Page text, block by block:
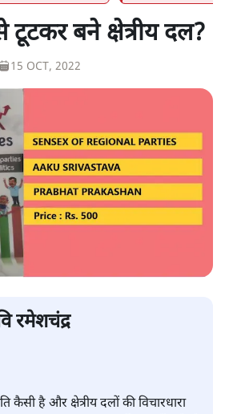
टूटकर बने क्षेत्रीय दल?
15 OCT, 2022
रमेशचंद्र
कैसी है और क्षेत्रीय दलों की विचारधारा